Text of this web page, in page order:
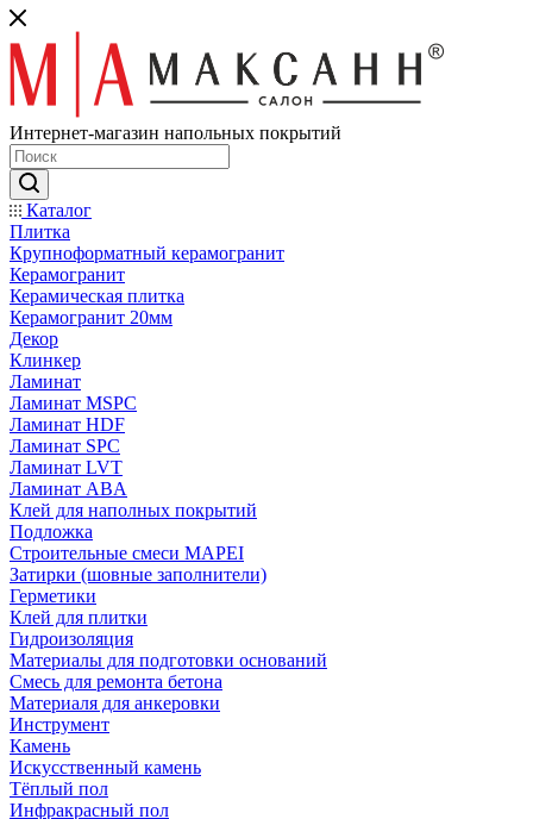
Интернет-магазин напольных покрытий
Каталог
Плитка
Крупноформатный керамогранит
Керамогранит
Керамическая плитка
Керамогранит 20мм
Декор
Клинкер
Ламинат
Ламинат MSPC
Ламинат HDF
Ламинат SPC
Ламинат LVT
Ламинат ABA
Клей для наполных покрытий
Подложка
Строительные смеси MAPEI
Затирки (шовные заполнители)
Герметики
Клей для плитки
Гидроизоляция
Материалы для подготовки оснований
Смесь для ремонта бетона
Материаля для анкеровки
Инструмент
Камень
Искусственный камень
Тёплый пол
Инфракрасный пол